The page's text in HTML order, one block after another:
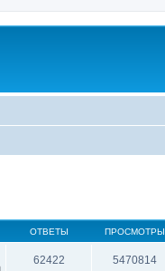
ОТВЕТЫ ПРОСМОТРЫ
62422 5470814